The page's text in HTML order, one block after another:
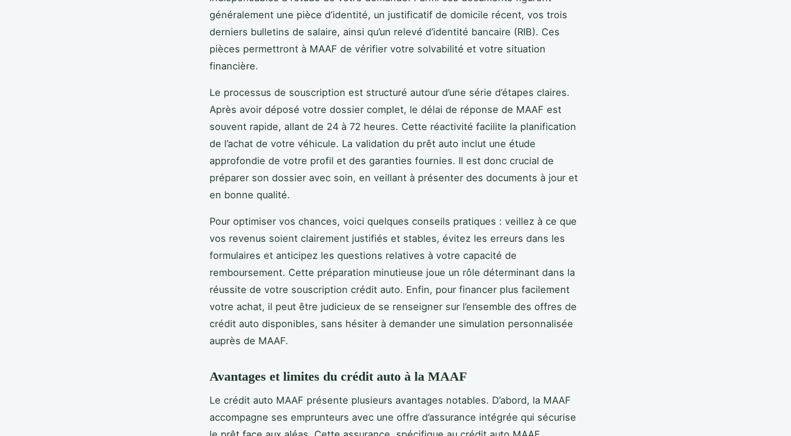
généralement une pièce d’identité, un justificatif de domicile récent, vos trois
derniers bulletins de salaire, ainsi qu’un relevé d’identité bancaire (RIB). Ces
pièces permettront à MAAF de vérifier votre solvabilité et votre situation
financière.
Le processus de souscription est structuré autour d’une série d’étapes claires.
Après avoir déposé votre dossier complet, le délai de réponse de MAAF est
souvent rapide, allant de 24 à 72 heures. Cette réactivité facilite la planification
de l’achat de votre véhicule. La validation du prêt auto inclut une étude
approfondie de votre profil et des garanties fournies. Il est donc crucial de
préparer son dossier avec soin, en veillant à présenter des documents à jour et
en bonne qualité.
Pour optimiser vos chances, voici quelques conseils pratiques : veillez à ce que
vos revenus soient clairement justifiés et stables, évitez les erreurs dans les
formulaires et anticipez les questions relatives à votre capacité de
remboursement. Cette préparation minutieuse joue un rôle déterminant dans la
réussite de votre souscription crédit auto. Enfin, pour financer plus facilement
votre achat, il peut être judicieux de se renseigner sur l’ensemble des offres de
crédit auto disponibles, sans hésiter à demander une simulation personnalisée
auprès de MAAF.
Avantages et limites du crédit auto à la MAAF
Le crédit auto MAAF présente plusieurs avantages notables. D’abord, la MAAF
accompagne ses emprunteurs avec une offre d’assurance intégrée qui sécurise